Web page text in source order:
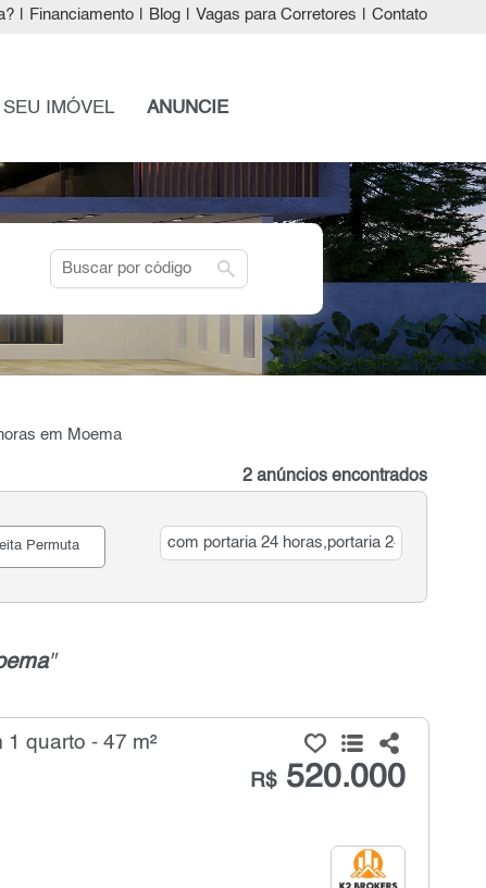
Financiamento Blog Vagas para Corretores Contato
IMÓVEL ANUNCIE
search
em Moema
2 anúncios encontrados
Permuta
"
quarto - 47 m²
R$520.000